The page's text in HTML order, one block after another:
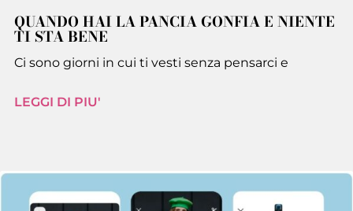
QUANDO HAI LA PANCIA GONFIA E NIENTE
TI STA BENE
Ci sono giorni in cui ti vesti senza pensarci e
LEGGI DI PIU'